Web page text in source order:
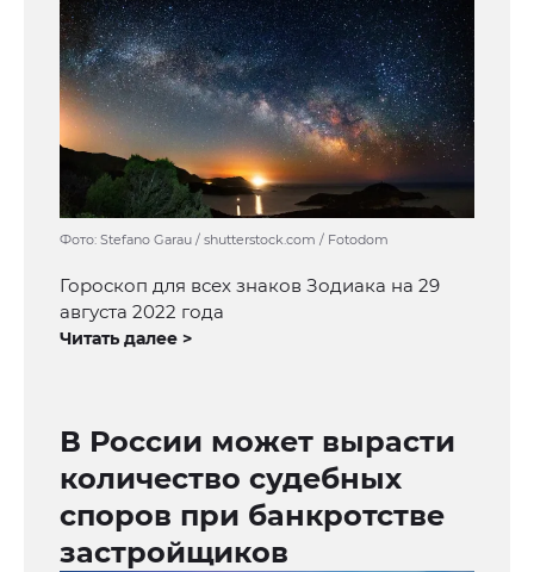
Фото: Stefano Garau / shutterstock.com / Fotodom
Гороскоп для всех знаков Зодиака на 29
августа 2022 года
Читать далее >
В России может вырасти
количество судебных
споров при банкротстве
застройщиков